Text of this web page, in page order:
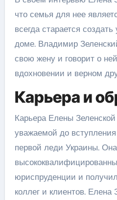
что семья для нее
всегда старается
доме. Владимир
свою жену и говорит о
вдохновении и верном
Карьера и
Карьера Елены
уважаемой до
первой леди Украины.
юриспруденции и
коллег и клиентов. Елена